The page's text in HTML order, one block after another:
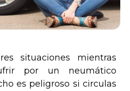
situaciones mientras
por un neumático
es peligroso si circulas